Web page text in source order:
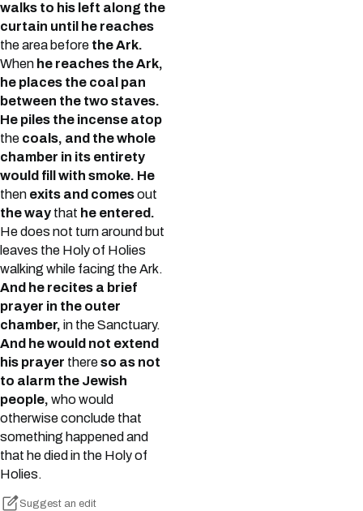
walks to his left along the
curtain until he reaches
the area before the Ark.
When he reaches the Ark,
he places the coal pan
between the two staves.
He piles the incense atop
the coals, and the whole
chamber in its entirety
would fill with smoke. He
then exits and comesout
the way that he entered.
He does not turn around but
leaves the Holy of Holies
walking while facing the Ark.
And he recites a brief
prayer in the outer
chamber, in the Sanctuary.
And he would not extend
his prayer thereso as not
to alarm the Jewish
people, who would
otherwise conclude that
something happened and
that he died in the Holy of
Holies.
Suggest an edit